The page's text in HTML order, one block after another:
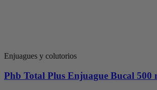
Enjuagues y colutorios
Phb Total Plus Enjuague Bucal 500